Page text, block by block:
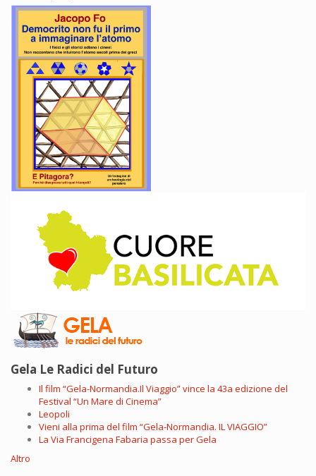
Gela Le Radici del Futuro
Il film “Gela-Normandia.Il Viaggio” vince la 43a edizione del
Festival “Un Mare di Cinema”
Leopoli
Vieni alla prima del film “Gela-Normandia. IL VIAGGIO”
La Via Francigena Fabaria passa per Gela
Altro